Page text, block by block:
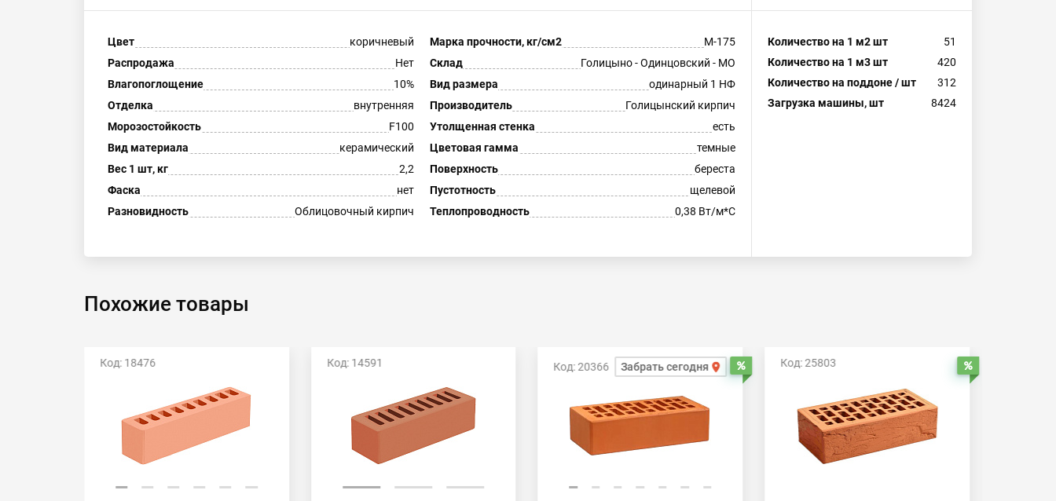
Цвет коричневый Марка прочности, кг/см2
М-175
Распродажа
Нет Склад
Голицыно - Одинцовский - МО
Влагопоглощение
10% Вид размера
одинарный 1 НФ
Отделка
внутренняя Производитель
Голицынский кирпич
Морозостойкость
F100 Утолщенная стенка
есть
Вид материала
керамический Цветовая гамма
темные
Вес 1 шт, кг
2,2 Поверхность
береста
Фаска
нет Пустотность
щелевой
Разновидность
Облицовочный кирпич Теплопроводность 0,38 Вт/м*С
Количество на 1 м2 шт
51
Количество на 1 м3 шт
420
Количество на поддоне / шт
312
Загрузка машины, шт
8424
Похожие товары
Код: 18476 Код: 14591 Код: 20366 Забрать сегодня РаспродажаКод: 25803